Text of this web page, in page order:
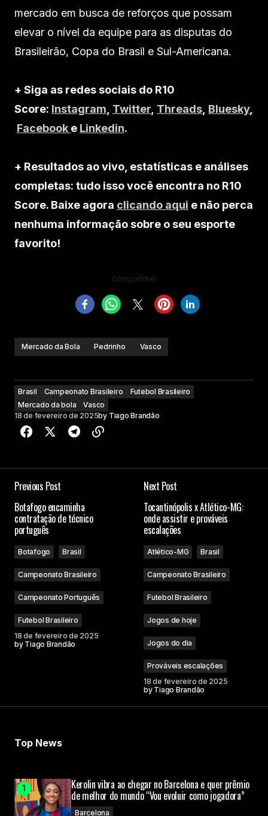
mercado em busca de reforços que possam
elevar o nível da equipe para as disputas do
Brasileirão, Copa do Brasil e Sul-Americana.
+ Siga as redes sociais do R10
Score: Instagram Twitter Threads Bluesky,
Facebook e Linkedin.
+ Resultados ao vivo, estatísticas e análises
completas: tudo isso você encontra no R10
Score. Baixe agora clicando aqui e não perca
nenhuma informação sobre o seu esporte
favorito!
Compartilhe!
Mercado da Bola Pedrinho Vasco
Brasil Campeonato Brasileiro
Futebol Brasileiro
Mercado da bola
Vasco
18 de fevereiro de 2025by Tiago Brandão
Previous Post
Botafogo encaminha
contratação de técnico
português
Botafogo Brasil
Campeonato Brasileiro
Campeonato Português
Futebol Brasileiro
18 de fevereiro de 2025
by Tiago Brandão
Next Post
Tocantinópolis x Atlético-MG:
onde assistir e prováveis
escalações
Atlético-MG Brasil
Campeonato Brasileiro
Futebol Brasileiro
Jogos de hoje
Jogos do dia
Prováveis escalações
18 de fevereiro de 2025
by Tiago Brandão
Top News
Kerolin vibra ao chegar no Barcelona e quer prêmio
de melhor do mundo “Vou evoluir como jogadora”
Barcelona